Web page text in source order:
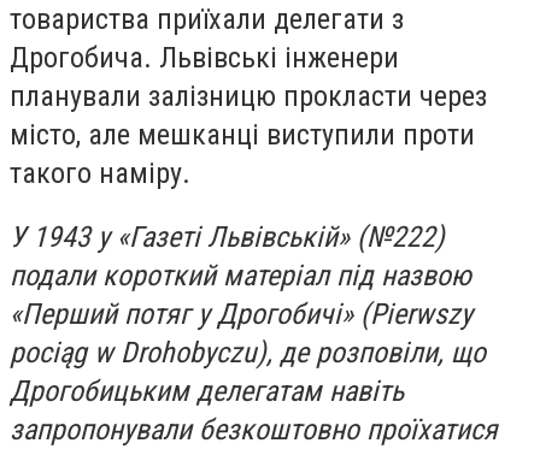
товариства приїхали делегати з
Дрогобича. Львівські інженери
планували залізницю прокласти через
місто, але мешканці виступили проти
такого наміру.
У 1943 у «Газеті Львівській» (№222)
подали короткий матеріал під назвою
«Перший потяг у Дрогобичі» (Pierwszy
pociąg w Drohobyczu), де розповіли, що
Дрогобицьким делегатам навіть
запропонували безкоштовно проїхатися